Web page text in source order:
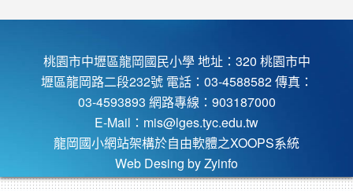
桃園市中壢區龍岡國民小學 地址：320 桃園市中
壢區龍岡路二段232號 電話：03-4588582 傳真：
03-4593893 網路專線：903187000
E-Mail： mis@lges.tyc.edu.tw
龍岡國小網站架構於自由軟體之XOOPS系統
Web Desing by Zyinfo